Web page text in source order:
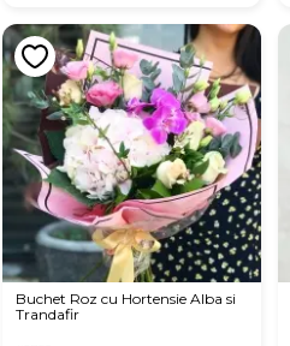
Buchet Roz cu Hortensie Alba si
Trandafir